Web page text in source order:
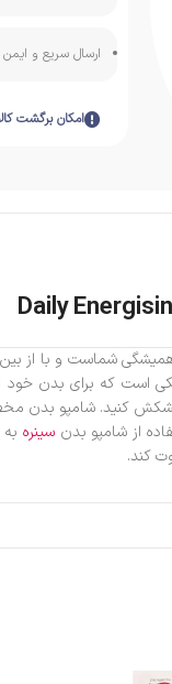
ارسال سریع و
امکان برگشت
250 میل بدن شما همراه
است که برای بدن خود
کنید. شامپو بدن
از شامپو بدن سینره
کند.